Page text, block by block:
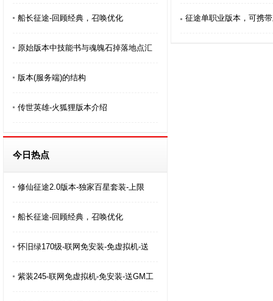
船长征途-回顾经典，召唤优化
原始版本中技能书与魂魄石掉落地点汇
版本(服务端)的结构
传世英雄-火狐狸版本介绍
今日热点
修仙征途2.0版本-独家百星套装-上限
船长征途-回顾经典，召唤优化
怀旧绿170级-联网免安装-免虚拟机-送
紫装245-联网免虚拟机-免安装-送GM工
征途单职业版本，可携